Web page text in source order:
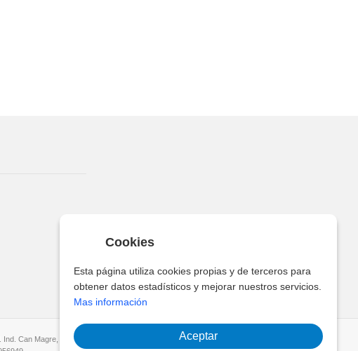
Can Magre, Santa
Cookies
Esta página utiliza cookies propias y de terceros para
obtener datos estadísticos y mejorar nuestros servicios.
Mas información
Aceptar